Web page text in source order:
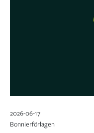
2026-06-17
Bonnierförlagen